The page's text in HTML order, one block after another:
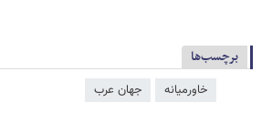
برچسب‌ها
خاورمیانه جهان عرب